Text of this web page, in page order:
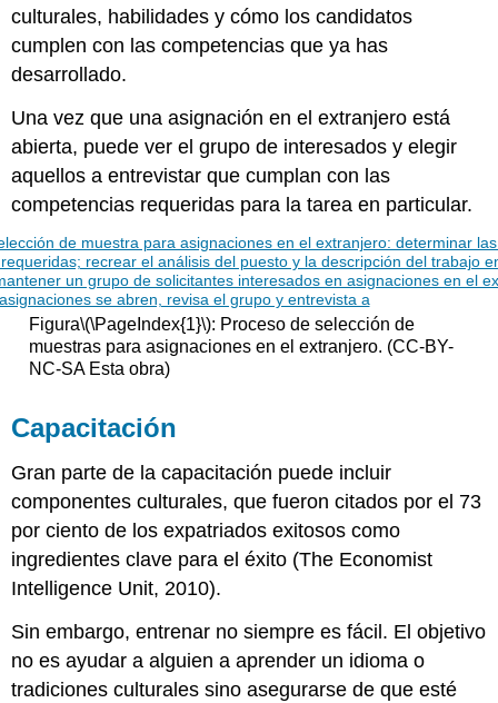
culturales, habilidades y cómo los candidatos
cumplen con las competencias que ya has
desarrollado.
Una vez que una asignación en el extranjero está
abierta, puede ver el grupo de interesados y elegir
aquellos a entrevistar que cumplan con las
competencias requeridas para la tarea en particular.
Figura\(\PageIndex{1}\): Proceso de selección de
muestras para asignaciones en el extranjero. (CC-BY-
NC-SA Esta obra)
Capacitación
Gran parte de la capacitación puede incluir
componentes culturales, que fueron citados por el 73
por ciento de los expatriados exitosos como
ingredientes clave para el éxito (The Economist
Intelligence Unit, 2010).
Sin embargo, entrenar no siempre es fácil. El objetivo
no es ayudar a alguien a aprender un idioma o
tradiciones culturales sino asegurarse de que esté